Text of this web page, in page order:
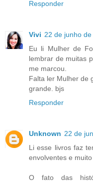
Responder
Vivi 22 de junho
Eu li Mulher de
lembrar de muitas
me marcou.
Falta ler Mulher de
grande. bjs
Responder
Unknown 22 de
Li esse livros faz
envolventes e muito
O fato das